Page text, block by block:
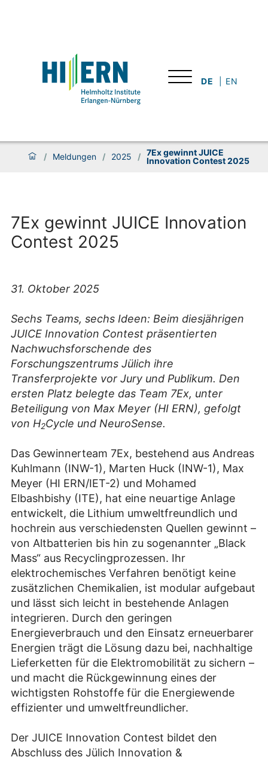
DE EN
/ Meldungen / 2025 / 7Ex gewinnt JUICE
Innovation Contest 2025
7Ex gewinnt JUICE Innovation
Contest 2025
31. Oktober 2025
Sechs Teams, sechs Ideen: Beim diesjährigen
JUICE Innovation Contest präsentierten
Nachwuchsforschende des
Forschungszentrums Jülich ihre
Transferprojekte vor Jury und Publikum. Den
ersten Platz belegte das Team 7Ex, unter
Beteiligung von Max Meyer (HI ERN), gefolgt
von H2Cycle und NeuroSense.
Das Gewinnerteam 7Ex, bestehend aus Andreas
Kuhlmann (INW-1), Marten Huck (INW-1), Max
Meyer (HI ERN/IET-2) und Mohamed
Elbashbishy (ITE), hat eine neuartige Anlage
entwickelt, die Lithium umweltfreundlich und
hochrein aus verschiedensten Quellen gewinnt –
von Altbatterien bis hin zu sogenannter „Black
Mass“ aus Recyclingprozessen. Ihr
elektrochemisches Verfahren benötigt keine
zusätzlichen Chemikalien, ist modular aufgebaut
und lässt sich leicht in bestehende Anlagen
integrieren. Durch den geringen
Energieverbrauch und den Einsatz erneuerbarer
Energien trägt die Lösung dazu bei, nachhaltige
Lieferketten für die Elektromobilität zu sichern –
und macht die Rückgewinnung eines der
wichtigsten Rohstoffe für die Energiewende
effizienter und umweltfreundlicher.
Der JUICE Innovation Contest bildet den
Abschluss des Jülich Innovation &